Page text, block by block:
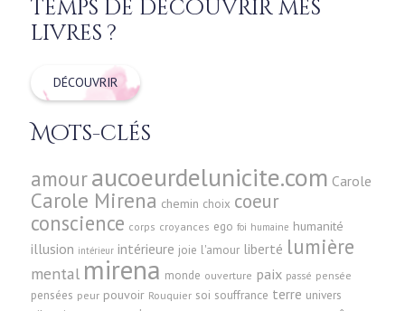
temps de découvrir mes
livres ?
DÉCOUVRIR
Mots-clés
amouraucoeurdelunicite.com Carole
Carole Mirena chemin choix coeur
conscience corps croyances ego foi humaine humanité
illusion intérieur intérieure joie l'amour liberté lumière
mental mirena monde ouverture paix passé pensée
pensées peur pouvoir Rouquier soi souffrance terre univers